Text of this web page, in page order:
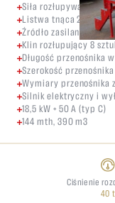
Siła rozłupywania 40
Listwa tnąca 25”
Źródło zasilania
Klin rozłupujący 8
Długość przenośnika
Szerokość
Wymiary przenośnika
Silnik elektryczny i
18,5 kW + 50 A (typ C)
144 mth, 390 m3
Ciśnienie
40 t